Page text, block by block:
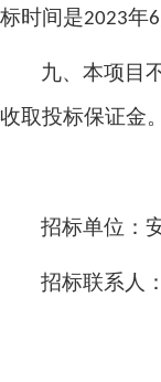
标时间是2023年6
九、本项目
收取投标保证金。
招标单位：
招标联系人